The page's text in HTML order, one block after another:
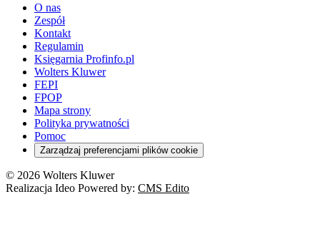
O nas
Zespół
Kontakt
Regulamin
Księgarnia Profinfo.pl
Wolters Kluwer
FEPI
FPOP
Mapa strony
Polityka prywatności
Pomoc
Zarządzaj preferencjami plików cookie
© 2026 Wolters Kluwer
Realizacja Ideo Powered by: CMS Edito